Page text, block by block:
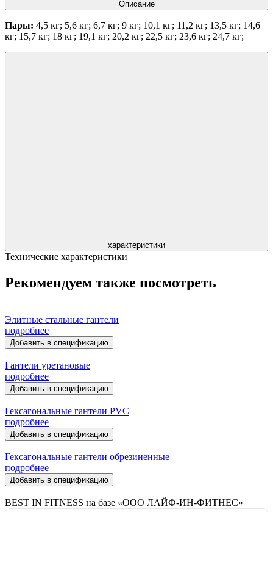
Описание
Пары: 4,5 кг; 5,6 кг; 6,7 кг; 9 кг; 10,1 кг; 11,2 кг; 13,5 кг; 14,6
кг; 15,7 кг; 18 кг; 19,1 кг; 20,2 кг; 22,5 кг; 23,6 кг; 24,7 кг;
характеристики
Технические характеристики
Рекомендуем также посмотреть
Элитные стальные гантели
подробнее
Добавить в спецификацию
Гантели уретановые
подробнее
Добавить в спецификацию
Гексагональные гантели PVC
подробнее
Добавить в спецификацию
Гексагональные гантели обрезиненные
подробнее
Добавить в спецификацию
BEST IN FITNESS на базе «ООО ЛАЙФ-ИН-ФИТНЕС»